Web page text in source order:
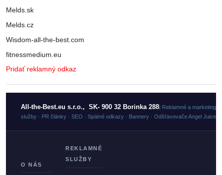
Melds.sk
Melds.cz
Wisdom-all-the-best.com
fitnessmedium.eu
Pridať reklamný odkaz
All-the-Best.eu s.r.o., SK- 900 32 Borinka 288 | Reklamné a
služby · PR články · SEO · Spätné odkazy · Bannery · Odšťavovače Angel Juicer
O NÁS
REKLAMNÉ
SLUŽBY